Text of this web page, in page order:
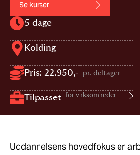
Se kurser
5 dage
Kolding
Pris: 22.950,-- pr. deltager
Tilpasset- for virksomheder
Uddannelsens hovedfokus er